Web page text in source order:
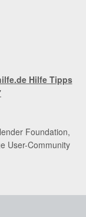
Foundation,
User-Community